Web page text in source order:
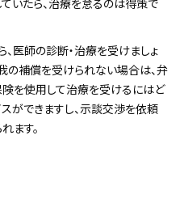
いたら、治療を怠るのは得策で
医師の診断・治療を受けましょ
の補償を受けられない場合は、弁
険を使用して治療を受けるにはど
ができますし、示談交渉を依頼
ます。